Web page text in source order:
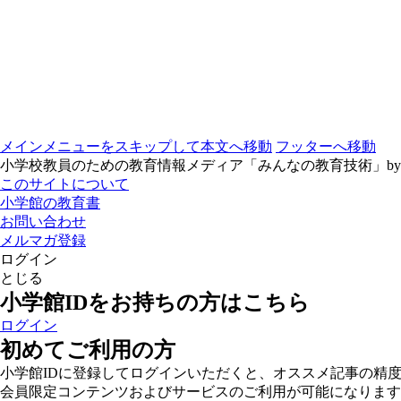
メインメニューをスキップして本文へ移動 フッターへ移動
小学校教員のための教育情報メディア「みんなの教育技術」
このサイトについて
小学館の教育書
お問い合わせ
メルマガ登録
ログイン
とじる
小学館IDをお持ちの方はこちら
ログイン
初めてご利用の方
小学館IDに登録してログインいただくと、オススメ記事の精
会員限定コンテンツおよびサービスのご利用が可能になりま